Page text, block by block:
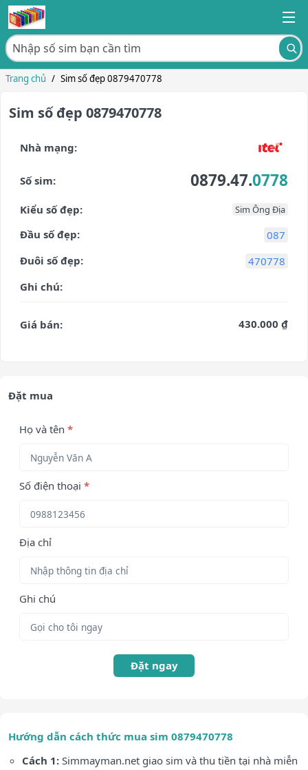
Trang chủ / Sim số đẹp 0879470778
Sim số đẹp 0879470778
Nhà mạng:
Số sim: 0879.47.0778
Kiểu số đẹp: Sim Ông Địa
Đầu số đẹp:
087
Đuôi số đẹp:
470778
Ghi chú:
Giá bán: 430.000 ₫
Đặt mua
Họ và tên *
Số điện thoại *
Địa chỉ
Ghi chú
Đặt ngay
Hướng dẫn cách thức mua sim 0879470778
Cách 1: Simmayman.net giao sim và thu tiền tại nhà miễn